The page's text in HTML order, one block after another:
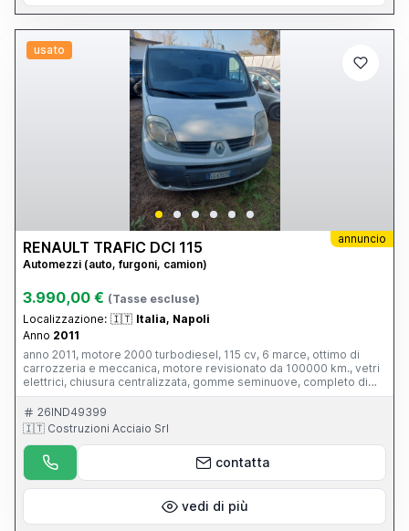
usato
annuncio
RENAULT TRAFIC DCI 115
Automezzi (auto, furgoni, camion)
3.990,00 € (Tasse escluse)
Localizzazione: 🇮🇹 Italia, Napoli
Anno 2011
anno 2011, motore 2000 turbodiesel, 115 cv, 6 marce, ottimo di
carrozzeria e meccanica, motore revisionato da 100000 km., vetri
elettrici, chiusura centralizzata, gomme seminuove, completo di
balestre rinforzate, pronto per lavorare. Trattabile dopo visione.
26IND49399
🇮🇹 Costruzioni Acciaio Srl
contatta
vedi di più